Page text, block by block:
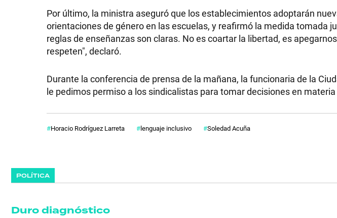
Por último, la ministra aseguró que los establecimientos adoptarán
orientaciones de género en las escuelas, y reafirmó la medida tomada
reglas de enseñanzas son claras. No es coartar la libertad, es
respeten", declaró.
Durante la conferencia de prensa de la mañana, la funcionaria de la
le pedimos permiso a los sindicalistas para tomar decisiones en
Horacio Rodríguez Larreta lenguaje inclusivo Soledad Acuña
POLÍTICA
Duro diagnóstico